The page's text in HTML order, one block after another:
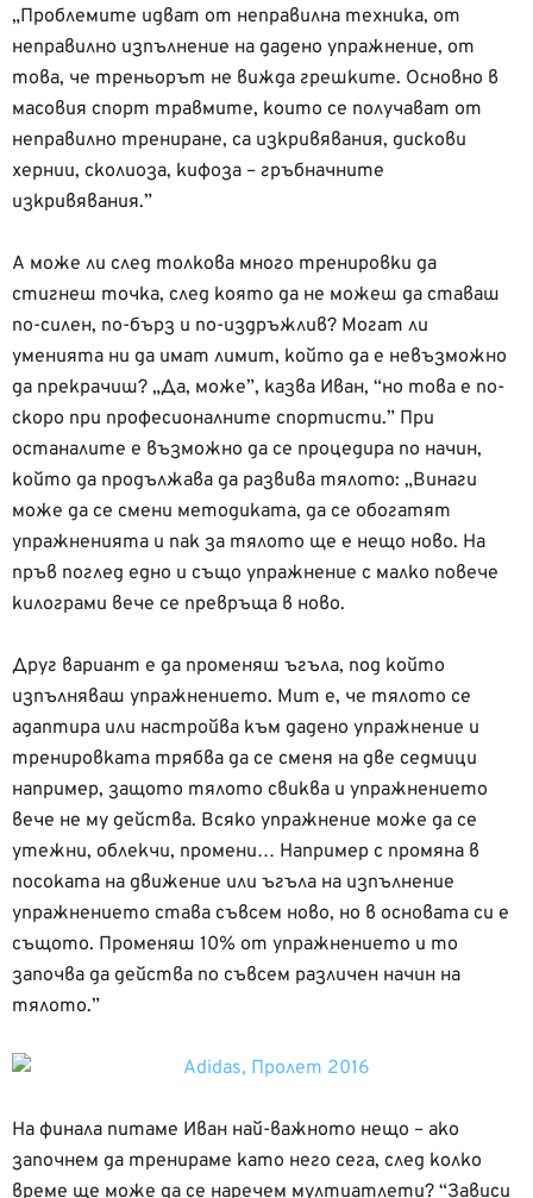
„Проблемите идват от неправилна техника, от
неправилно изпълнение на дадено упражнение, от
това, че треньорът не вижда грешките. Основно в
масовия спорт травмите, които се получават от
неправилно трениране, са изкривявания, дискови
хернии, сколиоза, кифоза – гръбначните
изкривявания.”
А може ли след толкова много тренировки да
стигнеш точка, след която да не можеш да ставаш
по-силен, по-бърз и по-издръжлив? Могат ли
уменията ни да имат лимит, който да е невъзможно
да прекрачиш? „Да, може”, казва Иван, “но това е по-
скоро при професионалните спортисти.” При
останалите е възможно да се процедира по начин,
който да продължава да развива тялото: „Винаги
може да се смени методиката, да се обогатят
упражненията и пак за тялото ще е нещо ново. На
пръв поглед едно и също упражнение с малко повече
килограми вече се превръща в ново.
Друг вариант е да променяш ъгъла, под който
изпълняваш упражнението. Мит е, че тялото се
адаптира или настройва към дадено упражнение и
тренировката трябва да се сменя на две седмици
например, защото тялото свиква и упражнението
вече не му действа. Всяко упражнение може да се
утежни, облекчи, промени… Например с промяна в
посоката на движение или ъгъла на изпълнение
упражнението става съвсем ново, но в основата си е
същото. Променяш 10% от упражнението и то
започва да действа по съвсем различен начин на
тялото.”
На финала питаме Иван най-важното нещо – ако
започнем да тренираме като него сега, след колко
време ще може да се наречем мултиатлети? “Зависи